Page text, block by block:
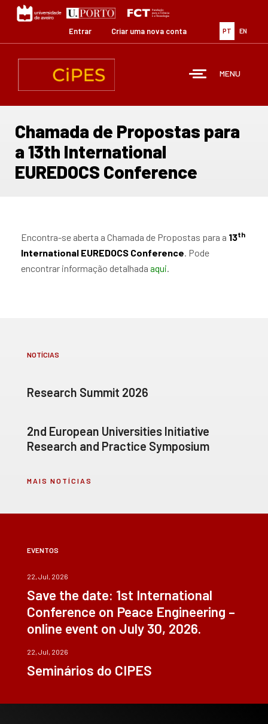
Passar
para
conteúdo
PT EN
Entrar Criar uma nova conta
MENU
Chamada de Propostas para
a 13th International
EUREDOCS Conference
Encontra-se aberta a Chamada de Propostas para a 13th
International EUREDOCS Conference. Pode
encontrar informação detalhada aqui.
NOTÍCIAS
Research Summit 2026
2nd European Universities Initiative
Research and Practice Symposium
MAIS NOTÍCIAS
EVENTOS
22, Jul, 2026
Save the date: 1st International
Conference on Peace Engineering –
online event on July 30, 2026.
22, Jul, 2026
Seminários do CIPES